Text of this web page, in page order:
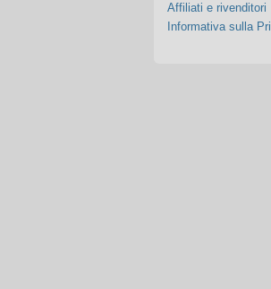
Affiliati e rivenditori
Informativa sulla